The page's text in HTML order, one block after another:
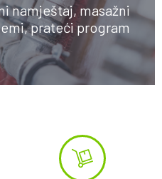
namještaj, masažni
prateći program
VIŠE